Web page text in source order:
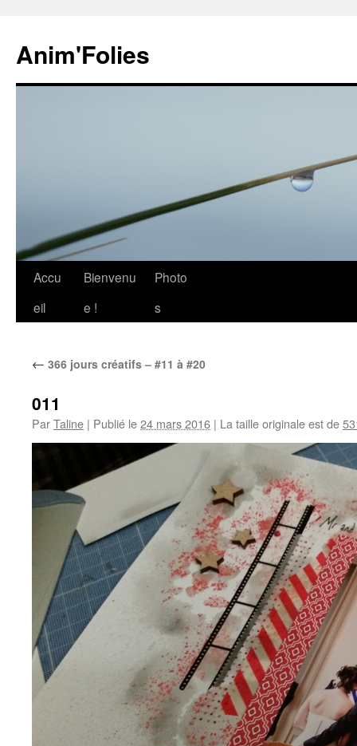
Anim'Folies
Aller
Accu
eil
Bienvenu
e !
Photo
s
← 366 jours créatifs – #11 à #20
011
ParTaline | Publié le24 mars 2016 | La taille originale est de